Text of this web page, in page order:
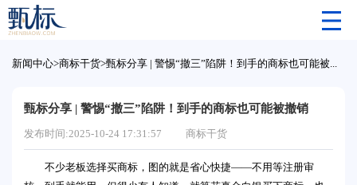
新闻中心>商标干货> 甄标分享 | 警惕“撤三”陷阱！到手的商标也可能被撤销
甄标分享 | 警惕“撤三”陷阱！到手的商标也可能被撤销
发布时间:2025-10-24 17:31:57 商标干货
不少老板选择买商标，图的就是省心快捷——不用等注册审